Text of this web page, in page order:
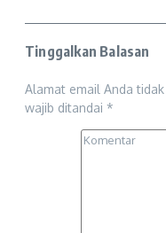
Tinggalkan Balasan
Alamat email Anda
wajib ditandai *